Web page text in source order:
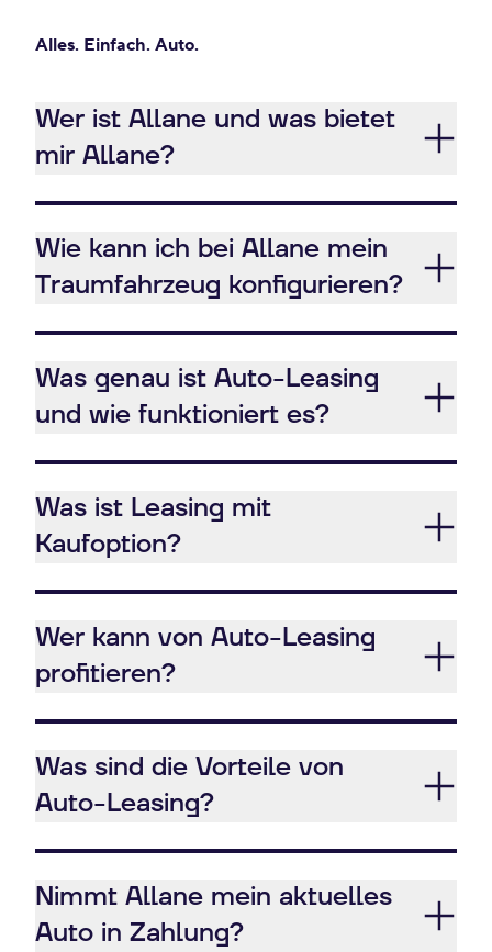
Alles. Einfach. Auto.
Wer ist Allane und was bietet
mir Allane?
Wie kann ich bei Allane mein
Traumfahrzeug konfigurieren?
Was genau ist Auto-Leasing
und wie funktioniert es?
Was ist Leasing mit
Kaufoption?
Wer kann von Auto-Leasing
profitieren?
Was sind die Vorteile von
Auto-Leasing?
Nimmt Allane mein aktuelles
Auto in Zahlung?